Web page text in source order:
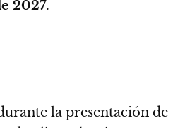
2027.
la presentación de